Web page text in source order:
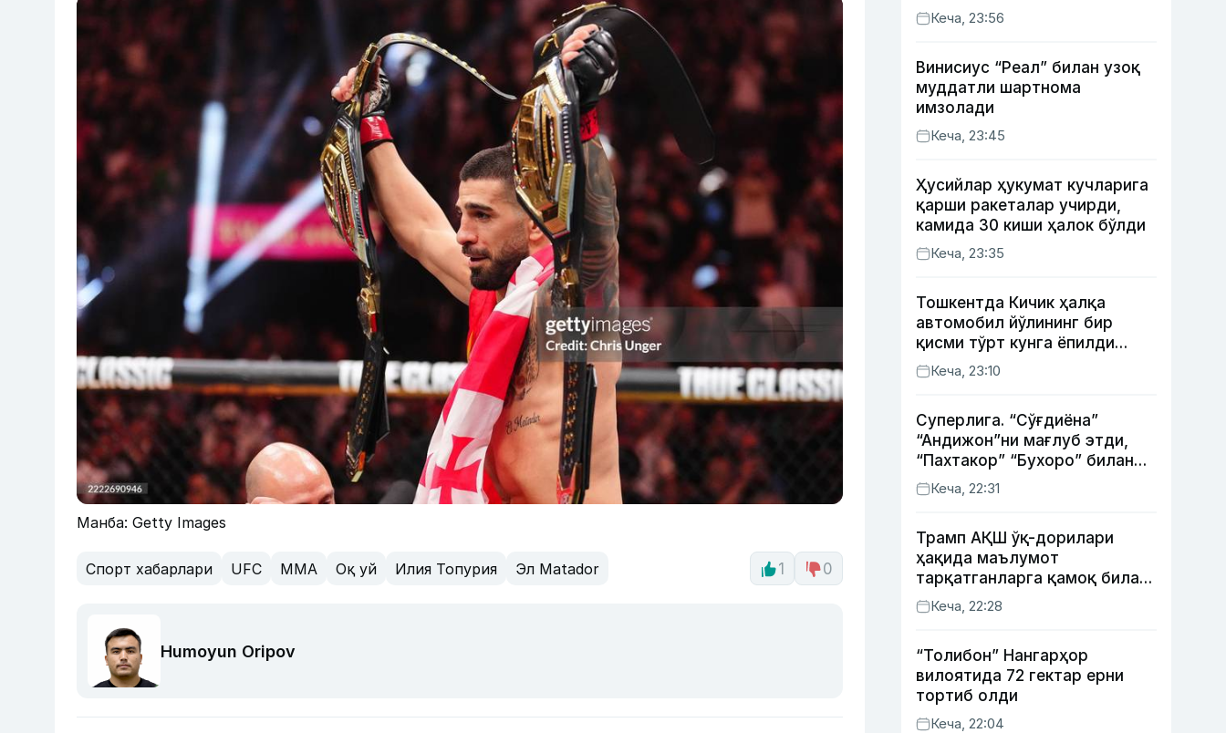
Манба: Getty Images
Спорт хабарлари UFC MMA Оқ уй Илия Топурия Эл Matador 1 0
Humoyun Oripov
корхоналари қанча солиқ
тўлагани очиқланди
Кеча, 23:56
Винисиус “Реал” билан узоқ
муддатли шартнома
имзолади
Кеча, 23:45
Ҳусийлар ҳукумат кучларига
қарши ракеталар учирди,
камида 30 киши ҳалок бўлди
Кеча, 23:35
Тошкентда Кичик ҳалқа
автомобил йўлининг бир
қисми тўрт кунга ёпилди
(харита)
Кеча, 23:10
Суперлига. “Сўғдиёна”
“Андижон”ни мағлуб этди,
“Пахтакор” “Бухоро” билан
жанговар дуранг қайд этди
Кеча, 22:31
Трамп АҚШ ўқ-дорилари
ҳақида маълумот
тарқатганларга қамоқ билан
таҳдид қилди
Кеча, 22:28
“Толибон” Нангарҳор
вилоятида 72 гектар ерни
тортиб олди
Кеча, 22:04